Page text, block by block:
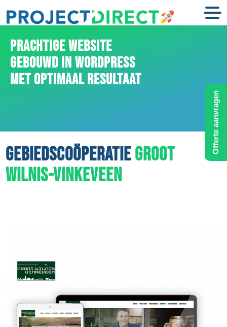
PRACHTIGE WEBSITE
GEBOUWD IN WORDPRESS
MET OPTIMAAL RESULTAAT
GEBIEDSCOÖPERATIEGROOT
WILNIS-VINKEVEEN
Offerte aanvragen